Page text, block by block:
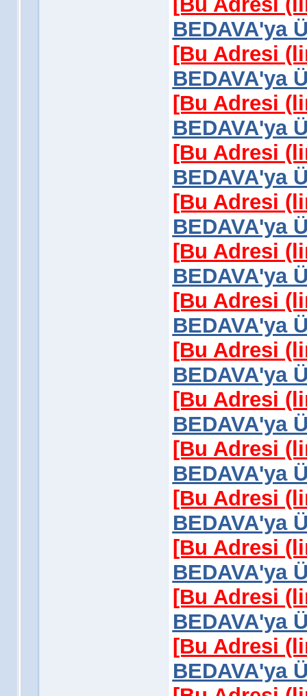
BEDAVA'ya
[Bu Adresi
BEDAVA'ya
[Bu Adresi
BEDAVA'ya
[Bu Adresi
BEDAVA'ya
[Bu Adresi
BEDAVA'ya
[Bu Adresi
BEDAVA'ya
[Bu Adresi
BEDAVA'ya
[Bu Adresi
BEDAVA'ya
[Bu Adresi
BEDAVA'ya
[Bu Adresi
BEDAVA'ya
[Bu Adresi
BEDAVA'ya
[Bu Adresi
BEDAVA'ya
[Bu Adresi
BEDAVA'ya
[Bu Adresi
BEDAVA'ya